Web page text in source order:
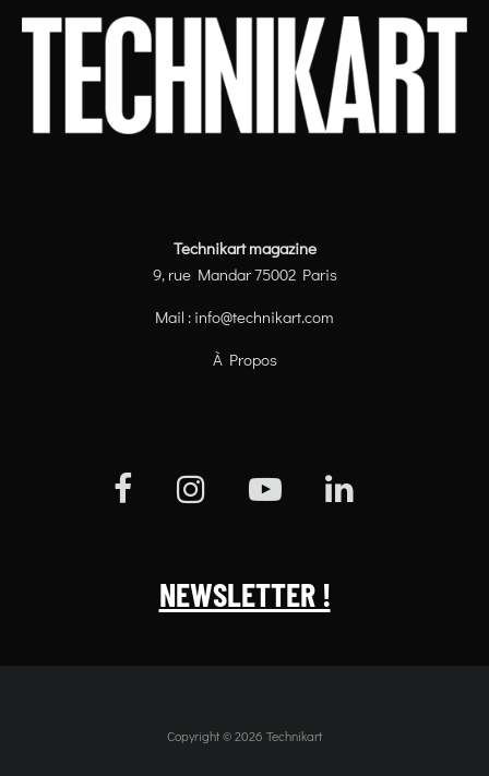
Technikart magazine
9, rue Mandar 75002 Paris
Mail : info@technikart.com
À Propos
NEWSLETTER !
Copyright © 2026 Technikart